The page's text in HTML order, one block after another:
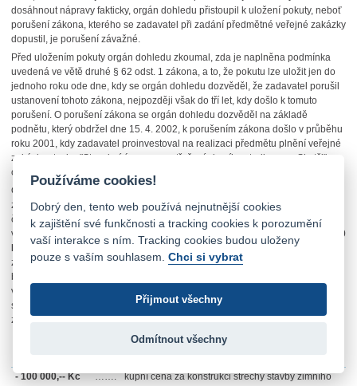
dosáhnout nápravy fakticky, orgán dohledu přistoupil k uložení pokuty, neboť
porušení zákona, kterého se zadavatel při zadání předmětné veřejné zakázky
dopustil, je porušení závažné.
Před uložením pokuty orgán dohledu zkoumal, zda je naplněna podmínka
uvedená ve větě druhé § 62 odst. 1 zákona, a to, že pokutu lze uložit jen do
jednoho roku ode dne, kdy se orgán dohledu dozvěděl, že zadavatel porušil
ustanovení tohoto zákona, nejpozději však do tří let, kdy došlo k tomuto
porušení. O porušení zákona se orgán dohledu dozvěděl na základě
podnětu, který obdržel dne 15. 4. 2002, k porušením zákona došlo v průběhu
roku 2001, kdy zadavatel proinvestoval na realizaci předmětu plnění veřejné
zakázky stavba "Stavební úpravy - zastřešení zimního stadionu ve Skutči"
celkem 12 995 960,90 Kč.
Orgán dohledu při stanovení ceny veřejné zakázky, při jejímž zadání se
zadavatel dopustil závažného porušení zákona, vycházel z předloženého
čerpání rozpočtu za období I. až XII. 2001, ze kterého vyplývá, že skutečné
výdaje na stavbu "zastřešení zimního stadionu ve Skutči" činily
13 336 710,90
, což rovněž potvrzuje dokument "čerpání rozpočtu na zastřešení
zimního stadionu do 31.12. 2001" ze dne 9.1. 2002 (z "vlastních prostředků"
bylo vyčerpáno
výše poskytnutého úvěru na zastřešení). Cena veřejné zakázky, která byla
stanovena jako základ pro uložení pokuty, byla vypočítána následujícím
způsobem:
skutečné náklady na stavbu zimního stadionu k
- 100 000,-- Kč
…….
kupní cena za konstrukci střechy stavby zimního
Používáme cookies!
Dobrý den, tento web používá nejnutnější cookies
k zajištění své funkčnosti a tracking cookies k porozumění
vaší interakce s ním. Tracking cookies budou uloženy
pouze s vaším souhlasem.Chci si vybrat
Přijmout všechny
Odmítnout všechny